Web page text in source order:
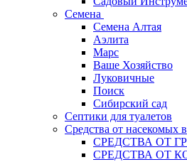
Семена
Семена Алтая
Аэлита
Марс
Ваше Хозяйство
Луковичные
Поиск
Сибирский сад
Септики для туалетов
Средства от насекомых
СPEДСТВА ОТ
СРЕДСТВА ОТ